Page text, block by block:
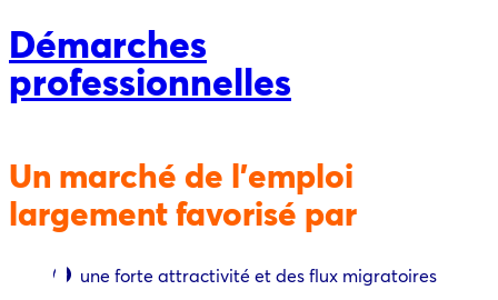
Démarches
professionnelles
Un marché de l’emploi
largement favorisé par
une forte attractivité et des flux migratoires